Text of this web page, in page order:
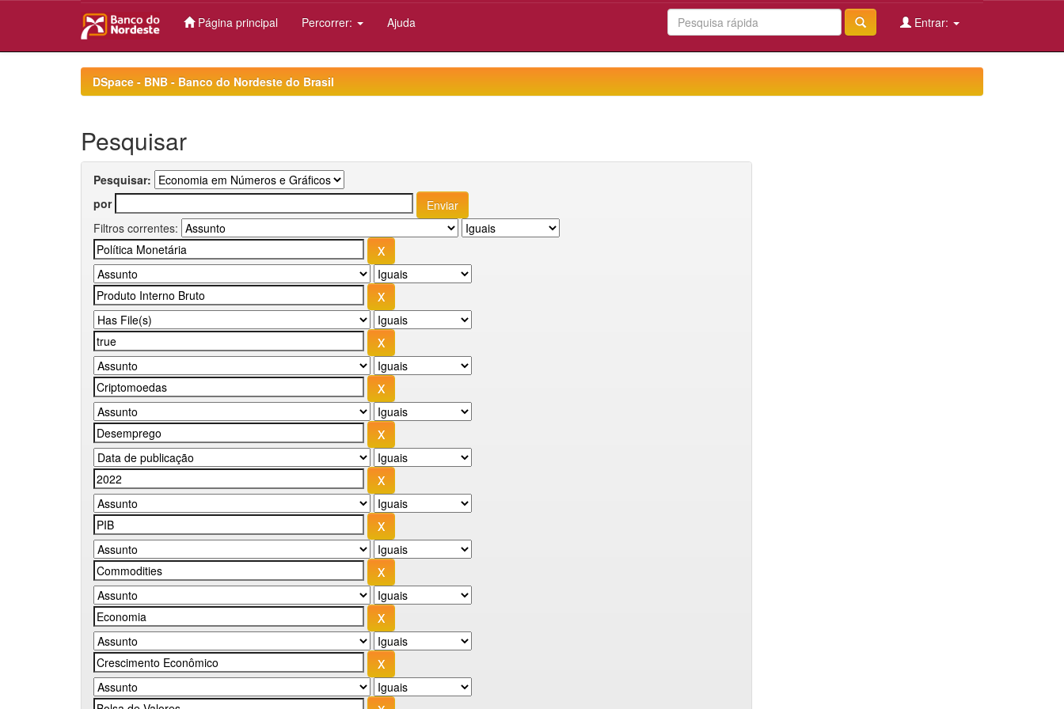
Página principal Percorrer: Ajuda Entrar:
DSpace - BNB - Banco do Nordeste do Brasil
Pesquisar
Pesquisar:
por
Filtros correntes: